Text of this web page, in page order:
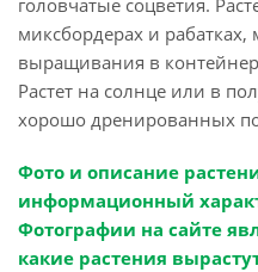
головчатые соцветия.
миксбордерах и рабатках,
выращивания в
Растет на солнце или в
хорошо дренированных
Фото и описание
информационный
Фотографии на сайте
какие растения